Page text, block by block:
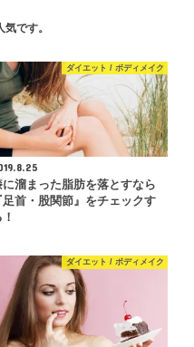
です。
ダイエット / ボディメイク
に溜まった脂肪を落とすなら
足首・股関節』をチェックす
ダイエット / ボディメイク